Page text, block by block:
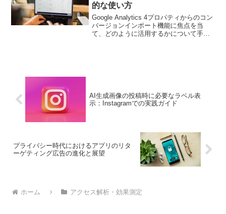
的な使い方
Google Analytics 4プロパティからのコン
バージョンインポート機能に焦点を当
て、どのように活用するかについて手法
AI生成画像の投稿時に必要なラベル表
示：Instagramでの実践ガイド
プライバシー時代におけるアプリのリタ
ーゲティング広告の進化と展望
ホーム アクセス解析・効果測定